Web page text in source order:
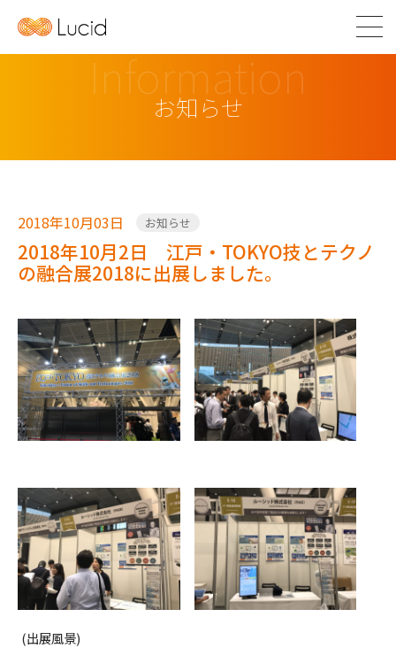
Information
お知らせ
2018年10月03日 お知らせ
2018年10月2日 江戸・TOKYO技とテクノ
の融合展2018に出展しました。
(出展風景)